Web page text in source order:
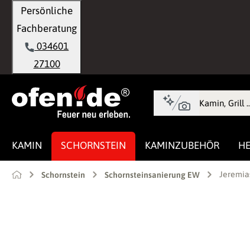
Zur Hauptnavigation springen
Persönliche
Fachberatung
034601
27100
KAMIN SCHORNSTEIN KAMINZUBEHÖR
Schornstein Schornsteinsanierung EW